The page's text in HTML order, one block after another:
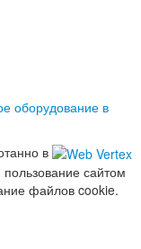
оборудование в
в
сайтом
файлов cookie.